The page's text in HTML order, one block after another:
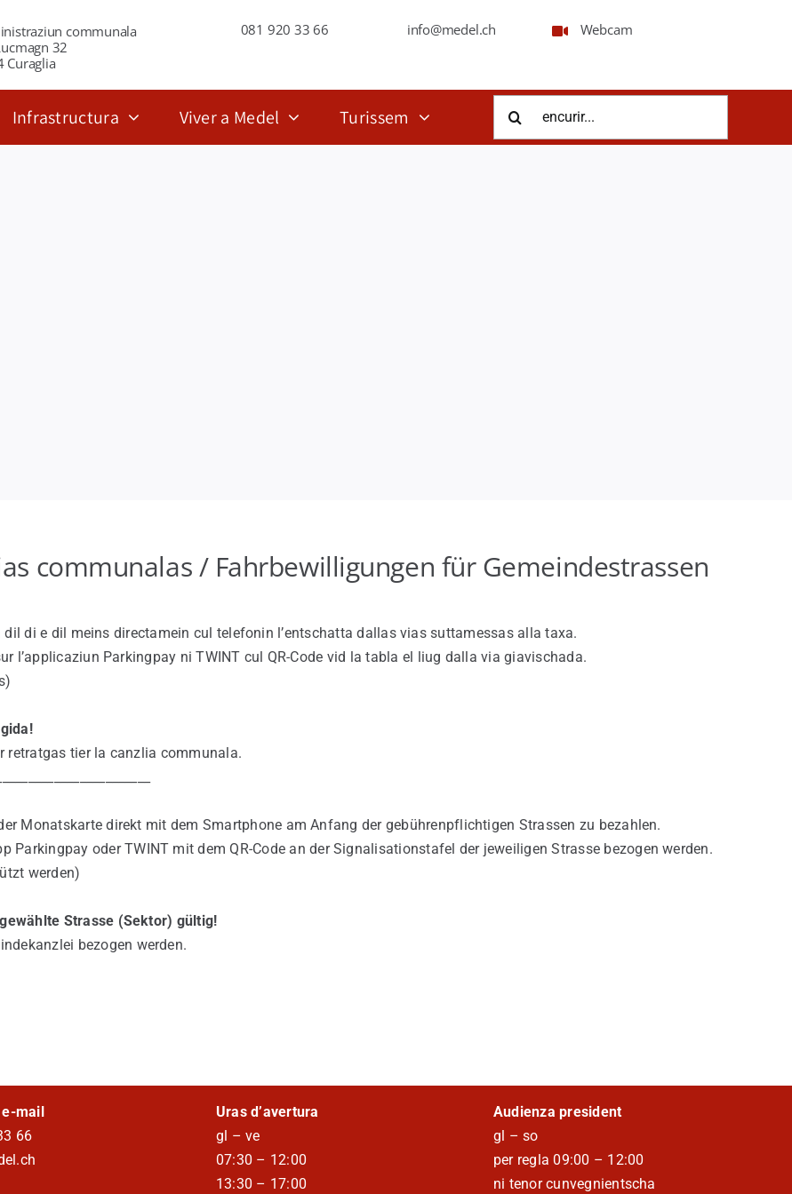
communala
32
Curaglia
081 920 33 66 info@medel.ch Webcam
Infrastructura Viver a Medel Turissem
nach:
communalas / Fahrbewilligungen für Gemeindestrassen
di e dil meins directamein cul telefonin l’entschatta dallas vias suttamessas alla taxa.
l’applicaziun Parkingpay ni TWINT cul QR-Code vid la tabla el liug dalla via giavischada.
retratgas tier la canzlia communala.
Monatskarte direkt mit dem Smartphone am Anfang der gebührenpflichtigen Strassen zu bezahlen.
Parkingpay oder TWINT mit dem QR-Code an der Signalisationstafel der jeweiligen Strasse bezogen werden.
werden)
Strasse (Sektor) gültig!
bezogen werden.
mail
66
Uras d’avertura
gl – ve
07:30 – 12:00
13:30 – 17:00
Audienza president
gl – so
per regla 09:00 – 12:00
ni tenor cunvegnientscha